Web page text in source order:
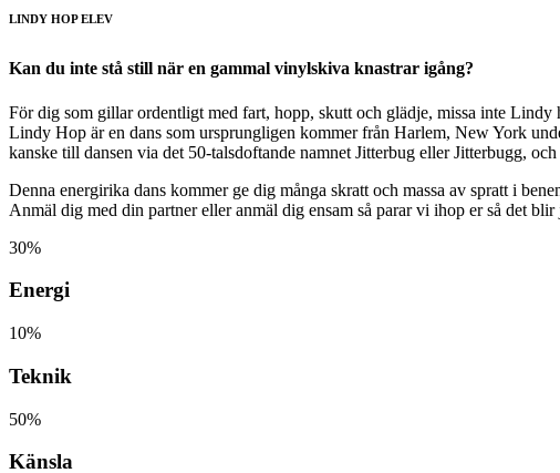
LINDY HOP ELEV
Kan du inte stå still när en gammal vinylskiva knastrar igång?
För dig som gillar ordentligt med fart, hopp, skutt och glädje, missa inte Lindy
Lindy Hop är en dans som ursprungligen kommer från Harlem, New York
kanske till dansen via det 50-talsdoftande namnet Jitterbug eller Jitterbugg,
Denna energirika dans kommer ge dig många skratt och massa av spratt i
Anmäl dig med din partner eller anmäl dig ensam så parar vi ihop er så det blir
30%
Energi
10%
Teknik
50%
Känsla